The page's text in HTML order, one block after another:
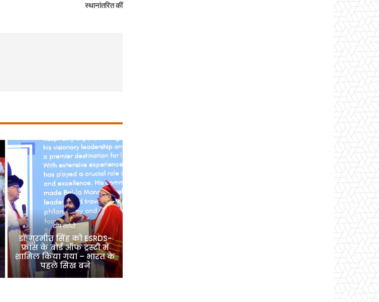
स्थानांतरित कीं
टॉप स्टोरी
डॉ. गुरमीत सिंह को ESRDS-
फ्रांस के बोर्ड ऑफ ट्रस्टी में
शामिल किया गया – भारत के
पहले सिख बने